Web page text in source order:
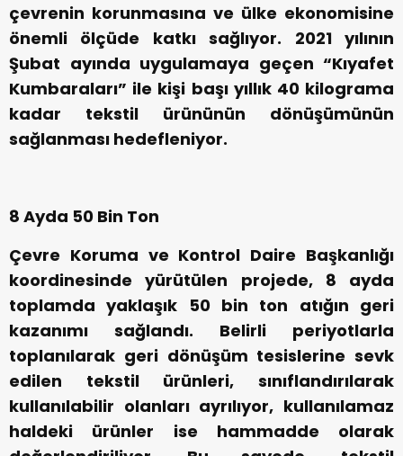
çevrenin korunmasına ve ülke ekonomisine
önemli ölçüde katkı sağlıyor. 2021 yılının
Şubat ayında uygulamaya geçen “Kıyafet
Kumbaraları” ile kişi başı yıllık 40 kilograma
kadar tekstil ürününün dönüşümünün
sağlanması hedefleniyor.
8 Ayda 50 Bin Ton
Çevre Koruma ve Kontrol Daire Başkanlığı
koordinesinde yürütülen projede, 8 ayda
toplamda yaklaşık 50 bin ton atığın geri
kazanımı sağlandı. Belirli periyotlarla
toplanılarak geri dönüşüm tesislerine sevk
edilen tekstil ürünleri, sınıflandırılarak
kullanılabilir olanları ayrılıyor, kullanılamaz
haldeki ürünler ise hammadde olarak